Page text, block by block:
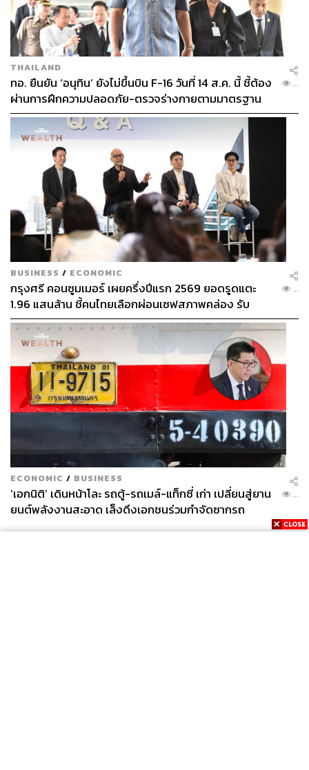
THAILAND
ทอ. ยืนยัน ‘อนุทิน’ ยังไม่ขึ้นบิน F-16 วันที่ 14 ส.ค. นี้ ชี้ต้อง
ผ่านการฝึกความปลอดภัย-ตรวจร่างกายตามมาตรฐาน
ก่อน
...
BUSINESS / ECONOMIC
กรุงศรี คอนซูมเมอร์ เผยครึ่งปีแรก 2569 ยอดรูดแตะ
1.96 แสนล้าน ชี้คนไทยเลือกผ่อนเซฟสภาพคล่อง รับ
เศรษฐกิจผันผวนฉุดผลประกอบการพลาดเป้า
...
ECONOMIC / BUSINESS
‘เอกนิติ’ เดินหน้าโละ รถตู้-รถเมล์-แท็กซี่ เก่า เปลี่ยนสู่ยาน
ยนต์พลังงานสะอาด เล็งดึงเอกชนร่วมกำจัดซากรถ
...